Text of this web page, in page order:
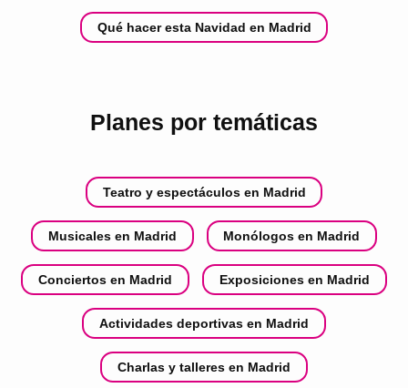
Qué hacer esta Navidad en Madrid
Planes por temáticas
Teatro y espectáculos en Madrid
Musicales en Madrid Monólogos en Madrid
Conciertos en Madrid Exposiciones en Madrid
Actividades deportivas en Madrid
Charlas y talleres en Madrid